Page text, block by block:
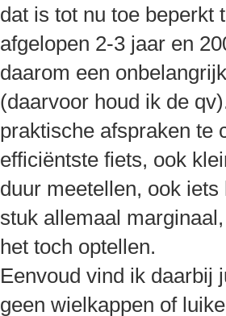
dat is tot nu toe beperkt
afgelopen 2-3 jaar en
daarom een
(daarvoor houd ik de
praktische afspraken te
efficiëntste fiets, ook
duur meetellen, ook
stuk allemaal
het toch optellen.
Eenvoud vind ik daarbij
geen wielkappen of